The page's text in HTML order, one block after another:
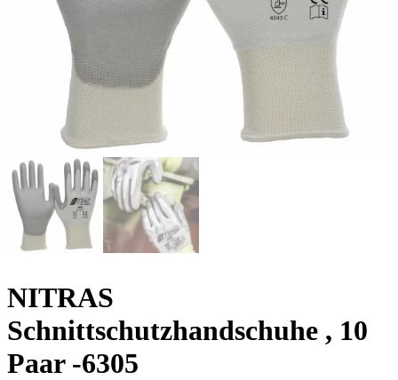
NITRAS
Schnittschutzhandschuhe , 10
Paar -6305